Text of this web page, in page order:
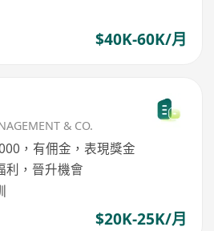
$40K-60K/月
& CO.
，有佣金，表現獎金
利，晉升機會
$20K-25K/月